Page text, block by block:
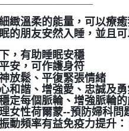
緻溫柔的能量，可以療
的朋友安然入睡，並且
，有助睡眠安穩
安，可作護身符
放鬆、平復緊張情緒
和諧、增強愛、忠誠及勇
定每個脈輪、增強脈輪
女性荷爾蒙--預防婦科問
動頻率有益免疫力提升